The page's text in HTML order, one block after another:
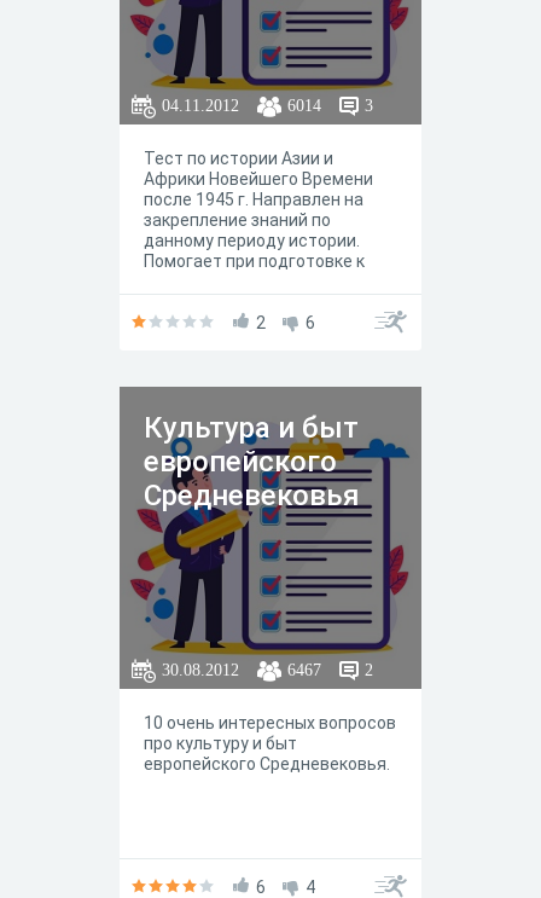
04.11.2012 6014 3
Тест по истории Азии и
Африки Новейшего Времени
после 1945 г. Направлен на
закрепление знаний по
данному периоду истории.
Помогает при подготовке к
2
6
Культура и быт
европейского
Средневековья
30.08.2012 6467 2
10 очень интересных вопросов
про культуру и быт
европейского Средневековья.
6 4